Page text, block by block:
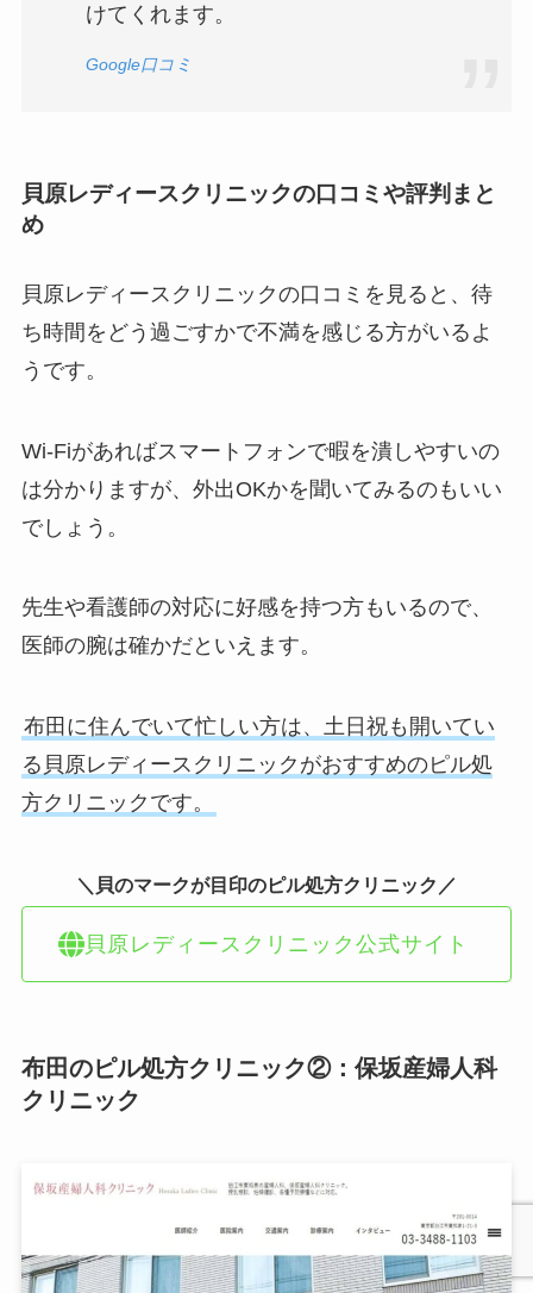
けてくれます。
Google口コミ
貝原レディースクリニックの口コミや評判まと
め
貝原レディースクリニックの口コミを見ると、待
ち時間をどう過ごすかで不満を感じる方がいるよ
うです。
Wi-Fiがあればスマートフォンで暇を潰しやすいの
は分かりますが、外出OKかを聞いてみるのもいい
でしょう。
先生や看護師の対応に好感を持つ方もいるので、
医師の腕は確かだといえます。
布田に住んでいて忙しい方は、土日祝も開いてい
る貝原レディースクリニックがおすすめのピル処
方クリニックです。
＼貝のマークが目印のピル処方クリニック／
貝原レディースクリニック公式サイト
布田のピル処方クリニック②：保坂産婦人科
クリニック